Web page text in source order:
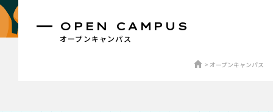
オープンキャンパス
OPEN CAMPUS
オープンキャンパス